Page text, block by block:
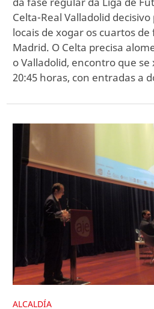
Celta-Real Valladolid
locais de xogar os cuartos
Madrid. O Celta precisa
o Valladolid, encontro que se
20:45 horas, con entradas a
ALCALDÍA